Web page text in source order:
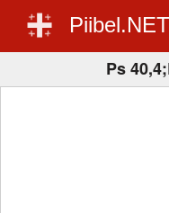
Piibel.NET
Ps